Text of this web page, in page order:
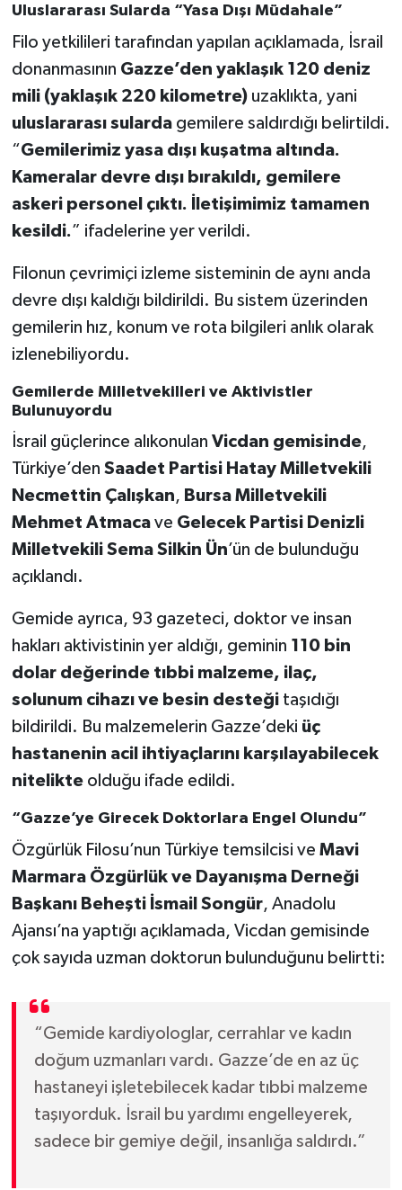
Uluslararası Sularda “Yasa Dışı Müdahale”
Filo yetkilileri tarafından yapılan açıklamada, İsrail
donanmasının Gazze’den yaklaşık 120 deniz
mili (yaklaşık 220 kilometre)uzaklıkta, yani
uluslararası sulardagemilere saldırdığı belirtildi.
“Gemilerimiz yasa dışı kuşatma altında.
Kameralar devre dışı bırakıldı, gemilere
askeri personel çıktı. İletişimimiz tamamen
kesildi.” ifadelerine yer verildi.
Filonun çevrimiçi izleme sisteminin de aynı anda
devre dışı kaldığı bildirildi. Bu sistem üzerinden
gemilerin hız, konum ve rota bilgileri anlık olarak
izlenebiliyordu.
Gemilerde Milletvekilleri ve Aktivistler
Bulunuyordu
İsrail güçlerince alıkonulan Vicdan gemisinde,
Türkiye’den Saadet Partisi Hatay Milletvekili
Necmettin Çalışkan, Bursa Milletvekili
Mehmet Atmacave Gelecek Partisi Denizli
Milletvekili Sema Silkin Ün’ün de bulunduğu
açıklandı.
Gemide ayrıca, 93 gazeteci, doktor ve insan
hakları aktivistinin yer aldığı, geminin 110 bin
dolar değerinde tıbbi malzeme, ilaç,
solunum cihazı ve besin desteğitaşıdığı
bildirildi. Bu malzemelerin Gazze’deki üç
hastanenin acil ihtiyaçlarını karşılayabilecek
nitelikteolduğu ifade edildi.
“Gazze’ye Girecek Doktorlara Engel Olundu”
Özgürlük Filosu’nun Türkiye temsilcisi ve Mavi
Marmara Özgürlük ve Dayanışma Derneği
Başkanı Beheşti İsmail Songür, Anadolu
Ajansı’na yaptığı açıklamada, Vicdan gemisinde
çok sayıda uzman doktorun bulunduğunu belirtti:
“Gemide kardiyologlar, cerrahlar ve kadın
doğum uzmanları vardı. Gazze’de en az üç
hastaneyi işletebilecek kadar tıbbi malzeme
taşıyorduk. İsrail bu yardımı engelleyerek,
sadece bir gemiye değil, insanlığa saldırdı.”